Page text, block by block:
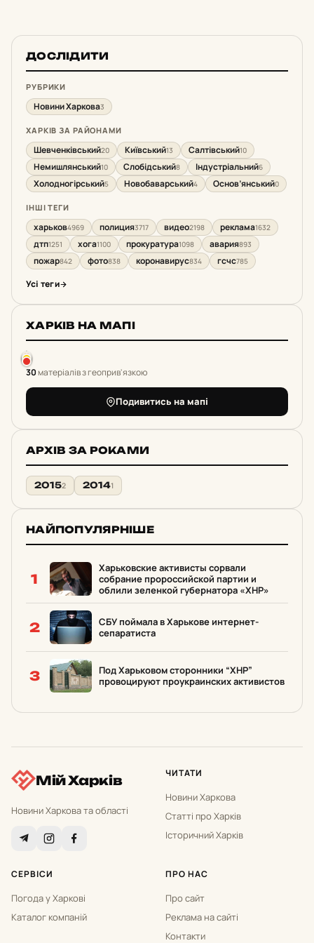
ДОСЛІДИТИ
РУБРИКИ
Новини Харкова3
ХАРКІВ ЗА РАЙОНАМИ
Шевченківський20 Київський13 Салтівський10
Немишлянський10 Слобідський8 Індустріальний6
Холодногірський5 Новобаварський4 Основ’янський0
ІНШІ ТЕГИ
харьков4969 полиция3717 видео2198 реклама1632
дтп1251 хога1100 прокуратура1098 авария893
пожар842 фото838 коронавирус834 гсчс785
Усі теги
ХАРКІВ НА МАПІ
30матеріалів з геоприв'язкою
Подивитись на мапі
АРХІВ ЗА РОКАМИ
20152 20141
НАЙПОПУЛЯРНІШЕ
1
Харьковские активисты сорвали
собрание пророссийской партии и
облили зеленкой губернатора «ХНР»
2
СБУ поймала в Харькове интернет-
сепаратиста
3
Под Харьковом сторонники “ХНР”
провоцируют проукраинских активистов
Мій Харків
Новини Харкова та області
ЧИТАТИ
Новини Харкова
Статті про Харків
Історичний Харків
СЕРВІСИ
Погода у Харкові
Каталог компаній
ПРО НАС
Про сайт
Реклама на сайті
Контакти